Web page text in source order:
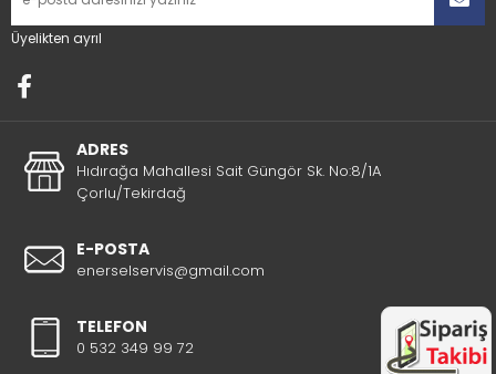
Üyelikten ayrıl
ADRES
Hıdırağa Mahallesi Sait Güngör Sk. No:8/1A
Çorlu/Tekirdağ
E-POSTA
enerselservis@gmail.com
TELEFON
0 532 349 99 72